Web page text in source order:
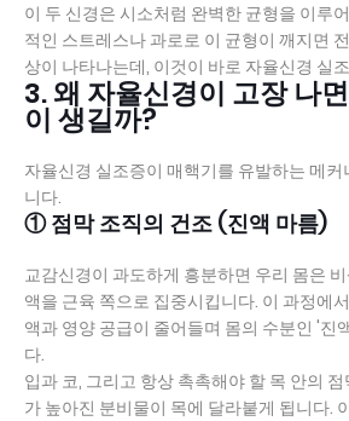
이 두 신경은 시소처럼 완벽한 균형을 이루
적인 스트레스나 과로로 이 균형이 깨지면
상이 나타나는데, 이것이 바로 자율신경 실
3. 왜 자율신경이 고장 나
이 생길까?
자율신경 실조증이 매핵기를 유발하는 메
니다.
① 점막 조직의 건조 (진액 마름)
교감신경이 과도하게 흥분하면 우리 몸은
액을 근육 쪽으로 집중시킵니다. 이 과정에
액과 영양 공급이 줄어들며 몸의 수분인 '진
다.
입과 코, 그리고 항상 촉촉해야 할 목 안의
가 높아진 분비물이 목에 달라붙게 됩니다.